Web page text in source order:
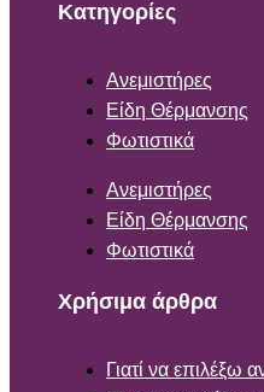
Κατηγορίες
Ανεμιστήρες
Είδη Θέρμανσης
Φωτιστικά
Ανεμιστήρες
Είδη Θέρμανσης
Φωτιστικά
Χρήσιμα άρθρα
Γιατί να επιλέξω